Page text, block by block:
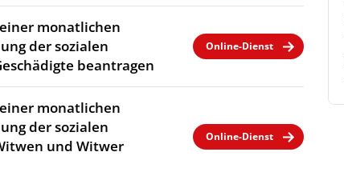
monatlichen
der sozialen
beantragen
Online-Dienst
monatlichen
der sozialen
und Witwer
Online-Dienst